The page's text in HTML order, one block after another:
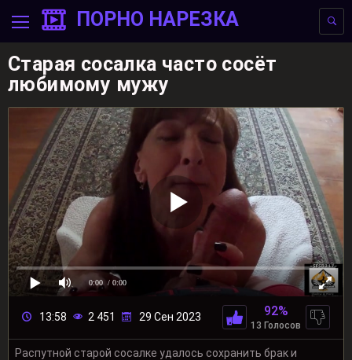
ПОРНО НАРЕЗКА
Старая сосалка часто сосёт
любимому мужу
0:00 / 0:00
13:58 2 451 29 Сен 2023 92%
13 Голосов
Распутной старой сосалке удалось сохранить брак и